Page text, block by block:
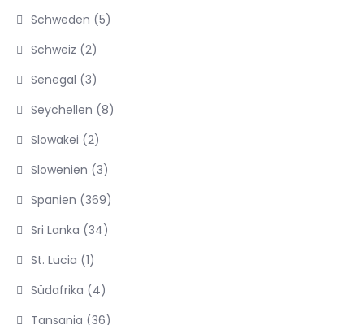
Schweden (5)
Schweiz (2)
Senegal (3)
Seychellen (8)
Slowakei (2)
Slowenien (3)
Spanien (369)
Sri Lanka (34)
St. Lucia (1)
Südafrika (4)
Tansania (36)